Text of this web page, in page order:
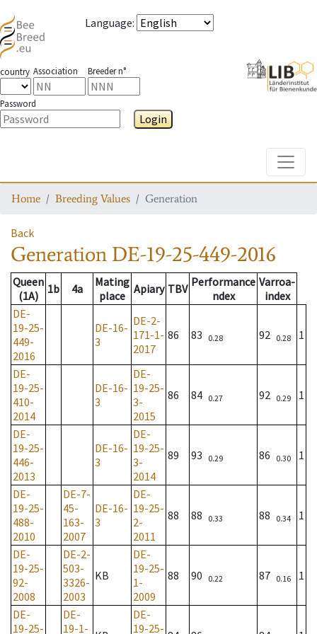
Language:
country Association Breeder n°
Password
Login
Home Breeding Values Generation
Back
Generation DE-19-25-449-2016
Queen
(1A)
1b 4a
Mating
place Apiary TBV Performance
ndex
Varroa-
index
DE-
19-25-
449-
2016
DE-16-
3
DE-2-
171-1-
2017
86 83 0.28 92 0.28 1
DE-
19-25-
410-
2014
DE-16-
3
DE-
19-25-
3-
2015
86 84 0.27 92 0.29 1
DE-
19-25-
446-
2013
DE-16-
3
DE-
19-25-
3-
2014
89 93 0.29 86 0.30 1
DE-
19-25-
488-
2010
DE-7-
45-
163-
2007
DE-16-
3
DE-
19-25-
2-
2011
88 88 0.33 88 0.34 1
DE-
19-25-
92-
2008
DE-2-
503-
3326-
2003
KB
DE-
19-25-
1-
2009
88 90 0.22 87 0.16 1
DE-
19-25-
DE-
19-1-
DE-
19-25-